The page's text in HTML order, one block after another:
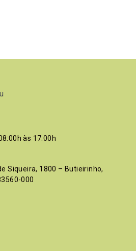
às 17:00h
Siqueira, 1800 – Butieirinho,
000